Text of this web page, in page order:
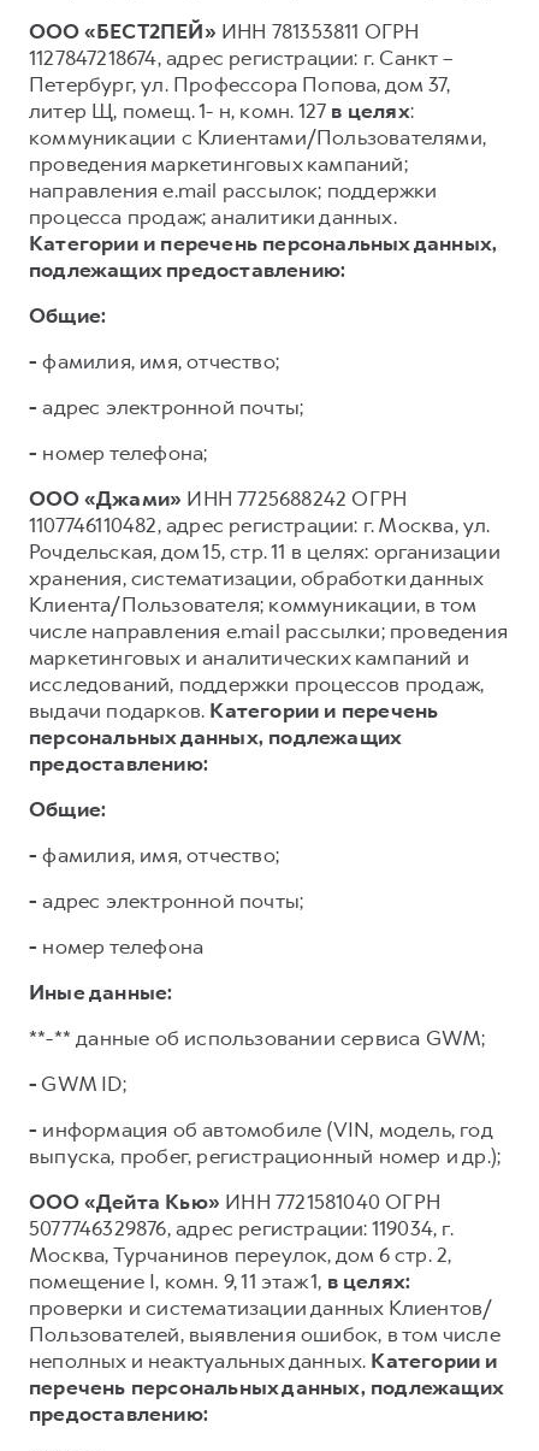
ООО «БЕСТ2ПЕЙ» ИНН 781353811 ОГРН
1127847218674, адрес регистрации: г. Санкт –
Петербург, ул. Профессора Попова, дом 37,
литер Щ, помещ. 1- н, комн. 127 в целях:
коммуникации с Клиентами/Пользователями,
проведения маркетинговых кампаний;
направления e.mail рассылок; поддержки
процесса продаж; аналитики данных.
Категории и перечень персональных данных,
подлежащих предоставлению:
Общие:
- фамилия, имя, отчество;
- адрес электронной почты;
- номер телефона;
ООО «Джами» ИНН 7725688242 ОГРН
1107746110482, адрес регистрации: г. Москва, ул.
Рочдельская, дом 15, стр. 11 в целях: организации
хранения, систематизации, обработки данных
Клиента/Пользователя; коммуникации, в том
числе направления e.mail рассылки; проведения
маркетинговых и аналитических кампаний и
исследований, поддержки процессов продаж,
выдачи подарков. Категории и перечень
персональных данных, подлежащих
предоставлению:
Общие:
- фамилия, имя, отчество;
- адрес электронной почты;
- номер телефона
Иные данные:
**-** данные об использовании сервиса GWM;
- GWM ID;
- информация об автомобиле (VIN, модель, год
выпуска, пробег, регистрационный номер и др.);
ООО «Дейта Кью» ИНН 7721581040 ОГРН
5077746329876, адрес регистрации: 119034, г.
Москва, Турчанинов переулок, дом 6 стр. 2,
помещение I, комн. 9, 11 этаж 1, в целях:
проверки и систематизации данных Клиентов/
Пользователей, выявления ошибок, в том числе
неполных и неактуальных данных. Категории и
перечень персональных данных, подлежащих
предоставлению: